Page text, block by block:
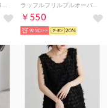
ラッフルフリルプルオーバー （ライトグリーン）
￥550
92%OFF 20%